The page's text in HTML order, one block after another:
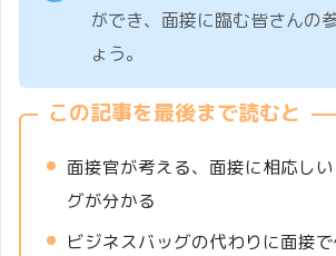
ができ、面接に臨む皆さんの
ょう。
この記事を最後まで読むと
面接官が考える、面接に相応し
グが分かる
ビジネスバッグの代わりに面接